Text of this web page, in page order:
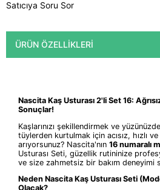
Satıcıya Soru Sor
ÜRÜN ÖZELLIKLERI
Nascita Kaş Usturası 2'li Set 16:
Sonuçlar!
Kaşlarınızı şekillendirmek ve
tüylerden kurtulmak için acısız, hızlı
arıyorsunuz? Nascita'nın 16 numaralı
Usturası Seti, güzellik rutininize
ve size zahmetsiz bir bakım deneyimi
Neden Nascita Kaş Usturası Seti
Olacak?